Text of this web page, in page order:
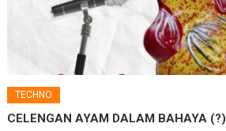
TECHNO
CELENGAN AYAM DALAM BAHAYA (?)